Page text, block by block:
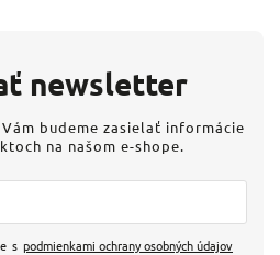
newsletter
budeme zasielať informácie
na našom e-shope.
s podmienkami ochrany osobných údajov